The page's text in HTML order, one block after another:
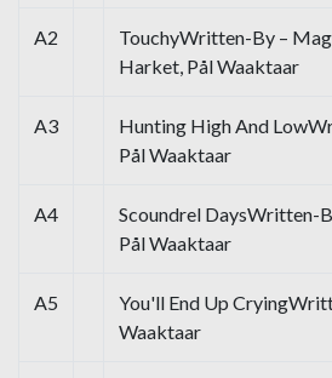
A2
TouchyWritten-By –
Harket, Pål Waaktaar
A3
Hunting High And
Pål Waaktaar
A4
Scoundrel DaysWritten-
Pål Waaktaar
A5
You'll End Up
Waaktaar